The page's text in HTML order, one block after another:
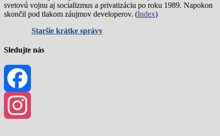
svetovú vojnu aj socializmus a privatizáciu po roku 1989. Napokon
skončil pod tlakom záujmov developerov. (Index)
Staršie krátke správy
Sledujte nás
Facebook